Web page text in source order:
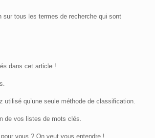
tous les termes de recherche qui sont
dans cet article !
utilisé qu’une seule méthode de classification.
de vos listes de mots clés.
vous ? On veut vous entendre !